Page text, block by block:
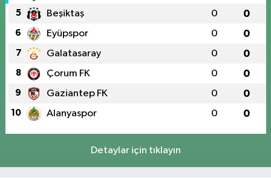
5 Beşiktaş 0 0
6 Eyüpspor 0 0
7 Galatasaray 0 0
8 Çorum FK 0 0
9 Gaziantep FK 0 0
10 Alanyaspor 0 0
Detaylar için tıklayın